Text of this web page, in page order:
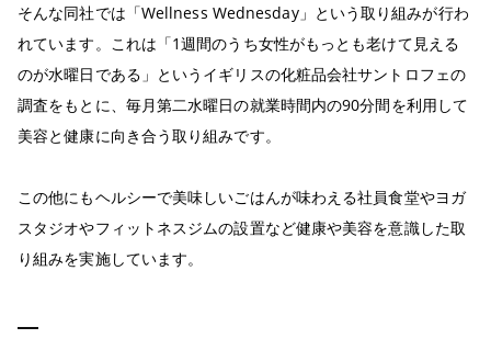
そんな同社では「Wellness Wednesday」という取り組みが行わ
れています。これは「1週間のうち女性がもっとも老けて見える
のが水曜日である」というイギリスの化粧品会社サントロフェの
調査をもとに、毎月第二水曜日の就業時間内の90分間を利用して
美容と健康に向き合う取り組みです。
この他にもヘルシーで美味しいごはんが味わえる社員食堂やヨガ
スタジオやフィットネスジムの設置など健康や美容を意識した取
り組みを実施しています。